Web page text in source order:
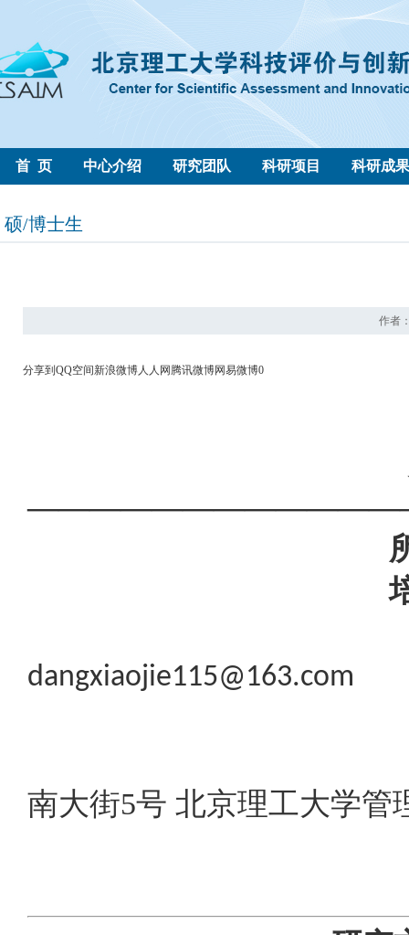
首 页 中心介绍 研究团队 科研项目 科研成果
硕/博士生
作者
分享到 QQ空间新浪微博人人网 腾讯微博网易微博0
所在学
培养层
dangxiaojie115@163.com
南大街5号 北京理工大学管